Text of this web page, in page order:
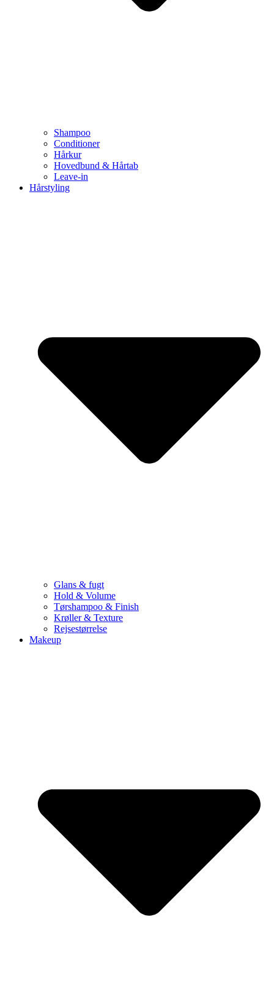
Shampoo
Conditioner
Hårkur
Hovedbund & Hårtab
Leave-in
Hårstyling
Glans & fugt
Hold & Volume
Tørshampoo & Finish
Krøller & Texture
Rejsestørrelse
Makeup